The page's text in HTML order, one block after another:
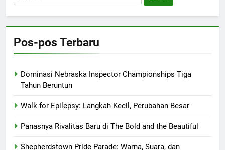
untuk:
Pos-pos Terbaru
Dominasi Nebraska Inspector Championships Tiga
Tahun Beruntun
Walk for Epilepsy: Langkah Kecil, Perubahan Besar
Panasnya Rivalitas Baru di The Bold and the Beautiful
Shepherdstown Pride Parade: Warna, Suara, dan